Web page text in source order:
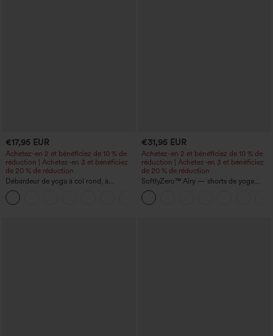
€17,95 EUR
Achetez-en 2 et bénéficiez de 10 % de
réduction | Achetez-en 3 et bénéficiez
de 20 % de réduction
Débardeur de yoga à col rond, à
fronces, effet rafraîchissant - UPF50+
€31,95 EUR
Achetez-en 2 et bénéficiez de 10 % de
réduction | Achetez-en 3 et bénéficiez
de 20 % de réduction
SoftlyZero™ Airy — shorts de yoga
super taille haute 2-en-1 InstantCool
avec poches